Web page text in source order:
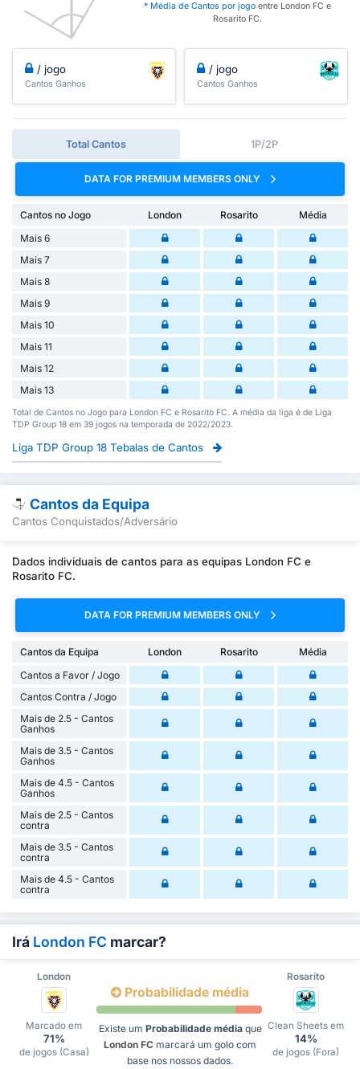
* Média de Cantos por jogoentre London FC e
Rosarito FC.
/ jogo
Cantos Ganhos
/ jogo
Cantos Ganhos
Total Cantos 1P/2P
DATA FOR PREMIUM MEMBERS ONLY
Cantos no Jogo London Rosarito
Média
Mais 6
Mais 7
Mais 8
Mais 9
Mais 10
Mais 11
Mais 12
Mais 13
Total de Cantos no Jogo para London FC e Rosarito FC. A média da liga é de Liga
TDP Group 18 em 39 jogos na temporada de 2022/2023.
Liga TDP Group 18 Tebalas de Cantos
Cantos da Equipa
Cantos Conquistados/Adversário
Dados individuais de cantos para as equipas London FC e
Rosarito FC.
DATA FOR PREMIUM MEMBERS ONLY
Cantos da Equipa London Rosarito
Média
Cantos a Favor / Jogo
Cantos Contra / Jogo
Mais de 2.5 - Cantos
Ganhos
Mais de 3.5 - Cantos
Ganhos
Mais de 4.5 - Cantos
Ganhos
Mais de 2.5 - Cantos
contra
Mais de 3.5 - Cantos
contra
Mais de 4.5 - Cantos
contra
Irá London FC marcar?
London Rosarito
Marcado em
71%
de jogos (Casa)
Probabilidade média
Existe um Probabilidade médiaque
London FC marcará um golo com
base nos nossos dados.
Clean Sheets em
14%
de jogos (Fora)